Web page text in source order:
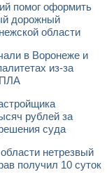
помог оформить
дорожный
области
в Воронеже и
из-за
рублей за
суда
нетрезвый
получил 10 суток